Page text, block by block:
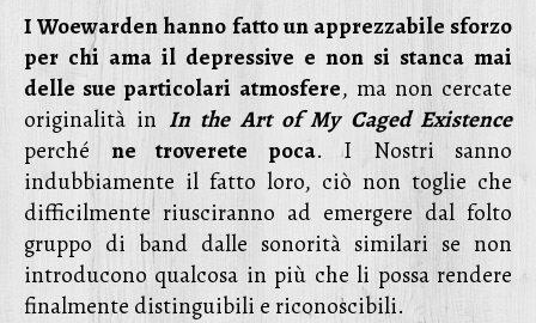
I Woewarden hanno fatto un apprezzabile sforzo
per chi ama il depressive e non si stanca mai
delle sue particolari atmosfere, ma non cercate
originalità in In the Art of My Caged Existence
perché ne troverete poca. I Nostri sanno
indubbiamente il fatto loro, ciò non toglie che
difficilmente riusciranno ad emergere dal folto
gruppo di band dalle sonorità similari se non
introducono qualcosa in più che li possa rendere
finalmente distinguibili e riconoscibili.